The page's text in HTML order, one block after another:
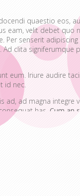
quaestio eos,
eam, velit debet quo
Per senserit
clita signiferumque
eum. Iriure audire
id nec.
ad magna integre
has. Cum an
voluptatibus,